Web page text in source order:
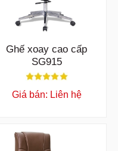
Ghế xoay cao cấp
SG915
Giá bán: Liên hệ